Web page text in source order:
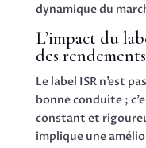
dynamique du
L’impact du
des
Le label ISR n’est
bonne conduite ;
constant et
implique une